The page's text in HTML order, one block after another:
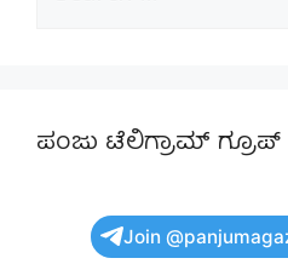
ಪಂಜು ಟೆಲಿಗ್ರಾಮ್ ಗ್ರೂಪ್
Join